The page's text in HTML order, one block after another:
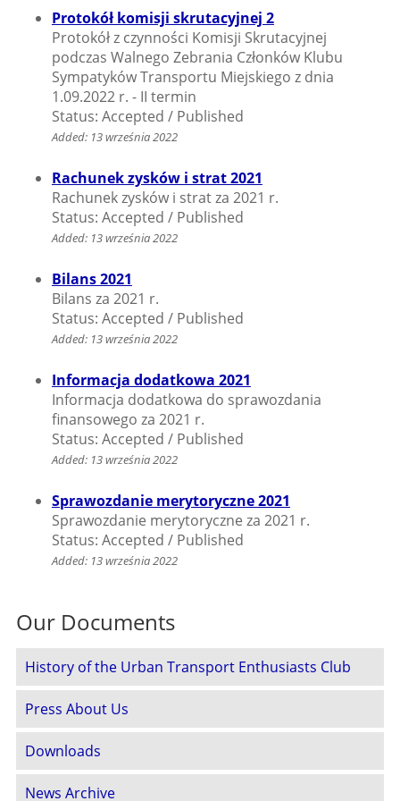
Protokół komisji skrutacyjnej 2
Protokół z czynności Komisji Skrutacyjnej
podczas Walnego Zebrania Członków Klubu
Sympatyków Transportu Miejskiego z dnia
1.09.2022 r. - II termin
Status: Accepted / Published
Added: 13 września 2022
Rachunek zysków i strat 2021
Rachunek zysków i strat za 2021 r.
Status: Accepted / Published
Added: 13 września 2022
Bilans 2021
Bilans za 2021 r.
Status: Accepted / Published
Added: 13 września 2022
Informacja dodatkowa 2021
Informacja dodatkowa do sprawozdania
finansowego za 2021 r.
Status: Accepted / Published
Added: 13 września 2022
Sprawozdanie merytoryczne 2021
Sprawozdanie merytoryczne za 2021 r.
Status: Accepted / Published
Added: 13 września 2022
Our Documents
History of the Urban Transport Enthusiasts Club
Press About Us
Downloads
News Archive